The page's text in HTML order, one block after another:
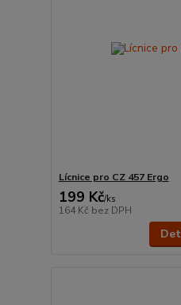
Lícnice pro CZ 457 Ergo
199 Kč/ks
164 Kč bez DPH